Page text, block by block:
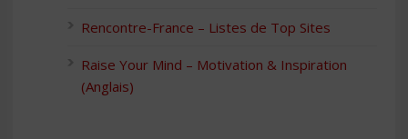
Rencontre-France – Listes de Top Sites
Raise Your Mind – Motivation & Inspiration
(Anglais)